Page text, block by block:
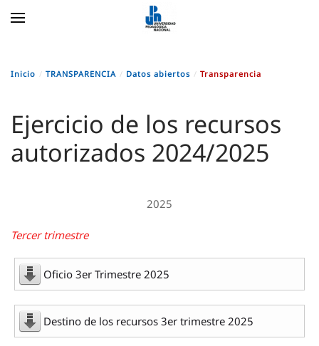
Inicio TRANSPARENCIA Datos abiertos Transparencia
Ejercicio de los recursos
autorizados 2024/2025
2025
Tercer trimestre
Oficio 3er Trimestre 2025
Destino de los recursos 3er trimestre 2025